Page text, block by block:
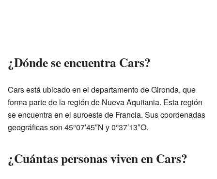
¿Dónde se encuentra Cars?
Cars está ubicado en el departamento de Gironda, que
forma parte de la región de Nueva Aquitania. Esta región
se encuentra en el suroeste de Francia. Sus coordenadas
geográficas son 45°07′45″N y 0°37′13″O.
¿Cuántas personas viven en Cars?